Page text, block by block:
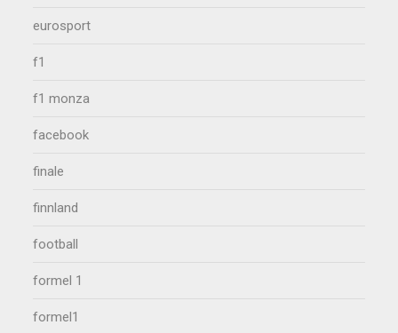
eurosport
f1
f1 monza
facebook
finale
finnland
football
formel 1
formel1